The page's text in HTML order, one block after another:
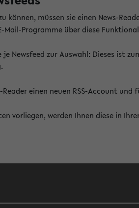
können, müssen sie einen News-
Mail-Programme über diese
Newsfeed zur Auswahl: Dieses ist
einen neuen RSS-Account
vorliegen, werden Ihnen diese in